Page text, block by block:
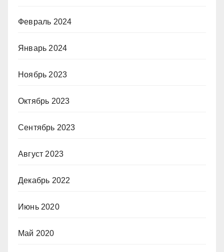
Февраль 2024
Январь 2024
Ноябрь 2023
Октябрь 2023
Сентябрь 2023
Август 2023
Декабрь 2022
Июнь 2020
Май 2020